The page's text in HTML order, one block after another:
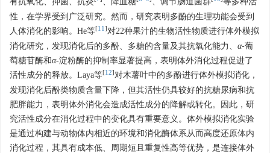
性，在学界受到广泛研究。然而，研究表明多酚的生理功能会受到
人体消化的影响。He等[11 ]对22种果汁的生物活性物质进行体外模拟
消化研究，发现消化后的多酚、多糖的含量及其抗氧化能力、 α-葡
萄糖苷酶和α-淀粉酶的抑制率显著提高，表明体外消化过程促进了
活性成分的释放。Laya等[12]对木薯叶中的多酚进行体外模拟消化，
发现消化后酚类物质含量下降，但其活性仍具较好的抗糖尿病和抗
肥胖能力，表明体外消化会造成活性成分的降解或转化。因此，研
究活性成分在消化过程中的变化具有重要意义。体外模拟消化实验
是通过构建与动物体内相近的环境和消化酶体系从而高度还原体内
消化过程，其具有成本低、周期短且重复性高等优势，是连接体外